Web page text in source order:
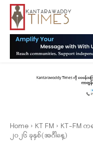
Home KT FM
KT-FM
၂၀၂၆ ခုနှစ်(အင်္ဂါနေ့)